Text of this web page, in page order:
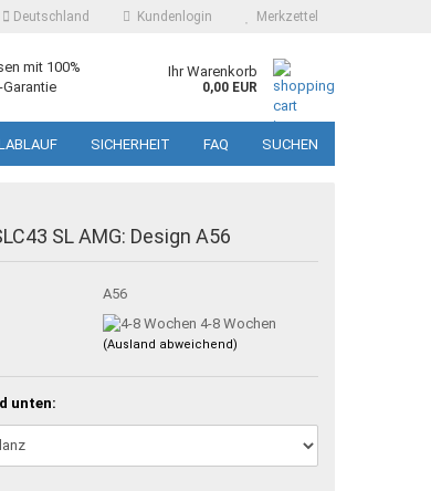
Deutschland Kundenlogin Merkzettel
mit 100%
Ihr Warenkorb
0,00 EUR
SICHERHEIT FAQ SUCHEN
SL AMG: Design A56
A56
4-8 Wochen
(Ausland abweichend)
unten: